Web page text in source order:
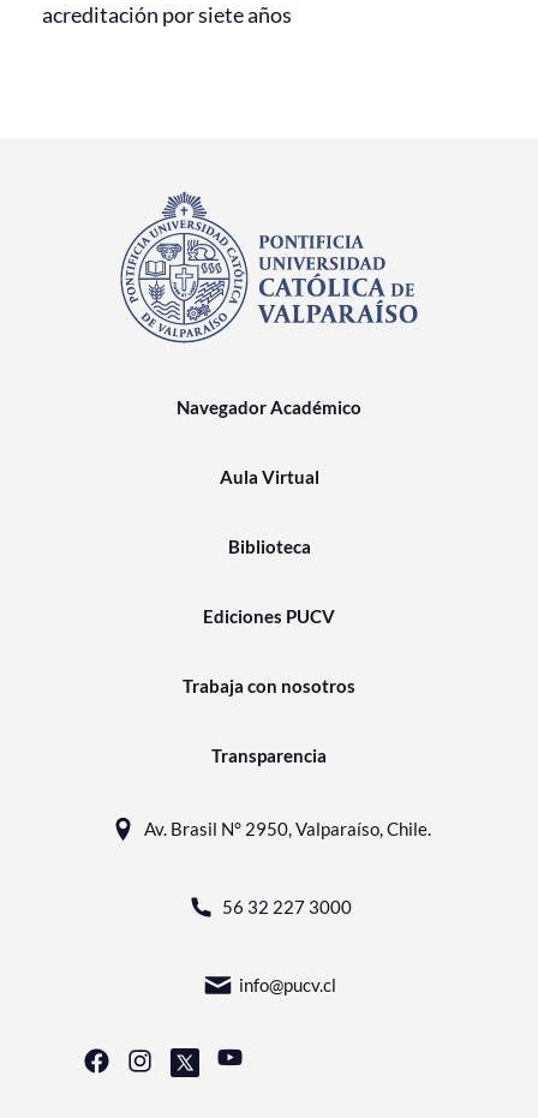
acreditación por siete años
Navegador Académico
Aula Virtual
Biblioteca
Ediciones PUCV
Trabaja con nosotros
Transparencia
Av. Brasil N° 2950, Valparaíso, Chile.
56 32 227 3000
info@pucv.cl